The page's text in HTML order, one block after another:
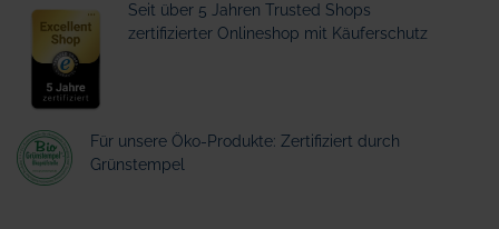
Seit über 5 Jahren Trusted Shops
zertifizierter Onlineshop mit Käuferschutz
Für unsere Öko-Produkte: Zertifiziert durch
Grünstempel